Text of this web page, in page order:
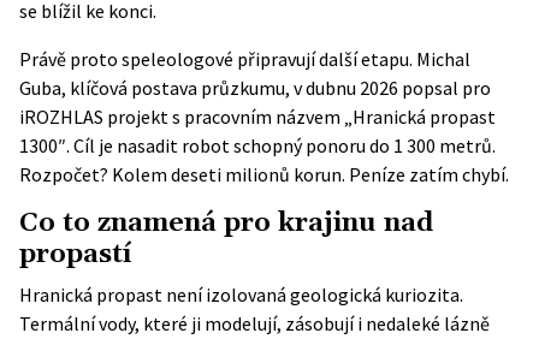
se blížil ke konci.
Právě proto speleologové připravují další etapu. Michal
Guba, klíčová postava průzkumu, v dubnu 2026 popsal pro
iROZHLAS projekt s pracovním názvem „Hranická propast
1300″. Cíl je nasadit robot schopný ponoru do 1 300 metrů.
Rozpočet? Kolem deseti milionů korun. Peníze zatím chybí.
Co to znamená pro krajinu nad
propastí
Hranická propast není izolovaná geologická kuriozita.
Termální vody, které ji modelují, zásobují i nedaleké lázně